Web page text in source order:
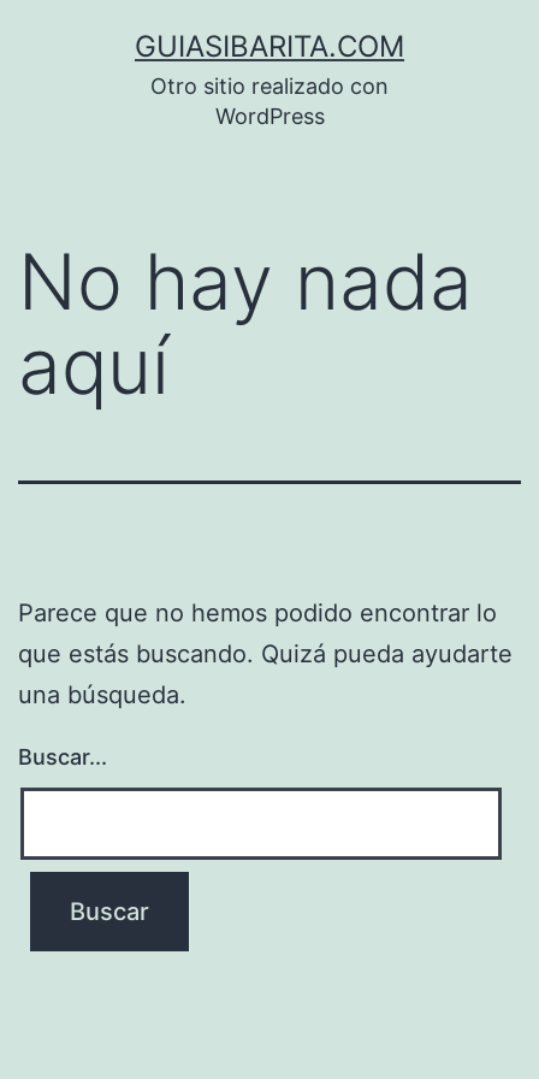
GUIASIBARITA.COM
Otro sitio realizado con
WordPress
No hay nada
aquí
Parece que no hemos podido encontrar lo
que estás buscando. Quizá pueda ayudarte
una búsqueda.
Buscar...